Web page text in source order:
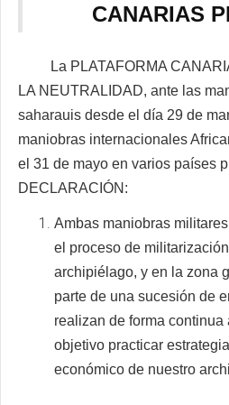
CANARIAS
La PLATAFORMA CANARIA
LA NEUTRALIDAD, ante las
saharauis desde el día 29 de
maniobras internacionales
el 31 de mayo en varios países
DECLARACIÓN:
Ambas maniobras
el proceso de
archipiélago, y en la zona
parte de una sucesión de
realizan de forma
objetivo practicar
económico de nuestro